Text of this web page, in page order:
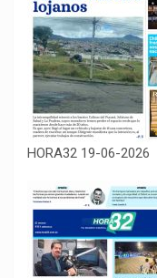
HORA32 19-06-2026